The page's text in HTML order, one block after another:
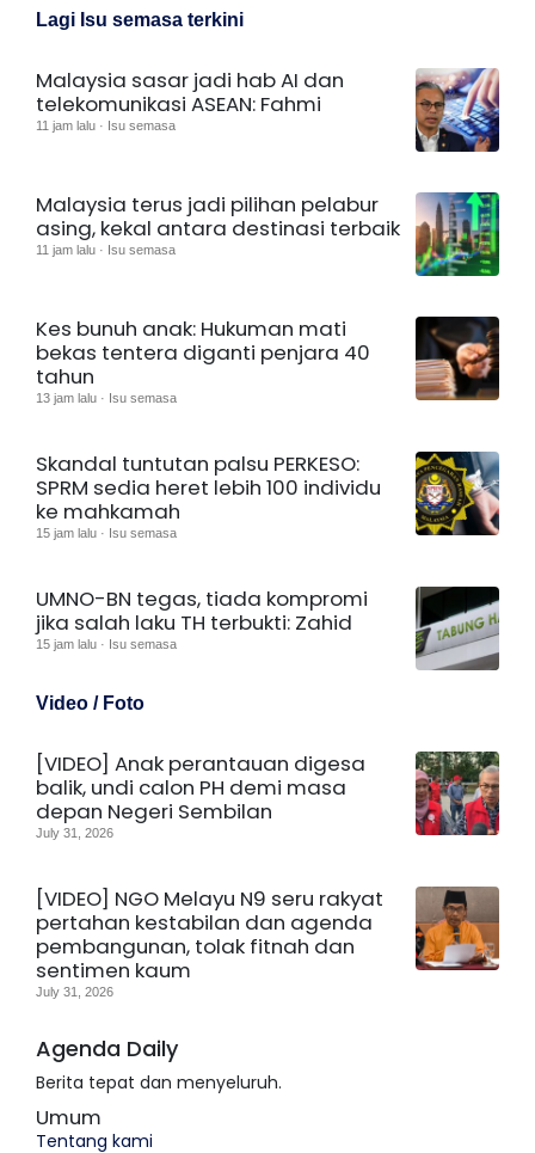
Lagi Isu semasa terkini
Malaysia sasar jadi hab AI dan
telekomunikasi ASEAN: Fahmi
11 jam lalu · Isu semasa
Malaysia terus jadi pilihan pelabur
asing, kekal antara destinasi terbaik
11 jam lalu · Isu semasa
Kes bunuh anak: Hukuman mati
bekas tentera diganti penjara 40
tahun
13 jam lalu · Isu semasa
Skandal tuntutan palsu PERKESO:
SPRM sedia heret lebih 100 individu
ke mahkamah
15 jam lalu · Isu semasa
UMNO-BN tegas, tiada kompromi
jika salah laku TH terbukti: Zahid
15 jam lalu · Isu semasa
Video / Foto
[VIDEO] Anak perantauan digesa
balik, undi calon PH demi masa
depan Negeri Sembilan
July 31, 2026
[VIDEO] NGO Melayu N9 seru rakyat
pertahan kestabilan dan agenda
pembangunan, tolak fitnah dan
sentimen kaum
July 31, 2026
Agenda Daily
Berita tepat dan menyeluruh.
Umum
Tentang kami